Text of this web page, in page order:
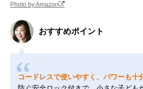
Photo by Amazon
おすすめポイント
コードレスで使いやすく、パワーも十